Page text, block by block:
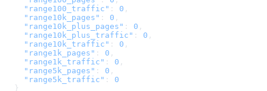
    "range100_traffic"
: 0 ,
    "range10k_pages"
: 0 ,
    "range10k_plus_pages"
: 0 ,
    "range10k_plus_traffic"
: 0 ,
    "range10k_traffic"
: 0 ,
    "range1k_pages"
: 0 ,
    "range1k_traffic"
: 0 ,
    "range5k_pages"
: 0 ,
    "range5k_traffic"
: 0
  }